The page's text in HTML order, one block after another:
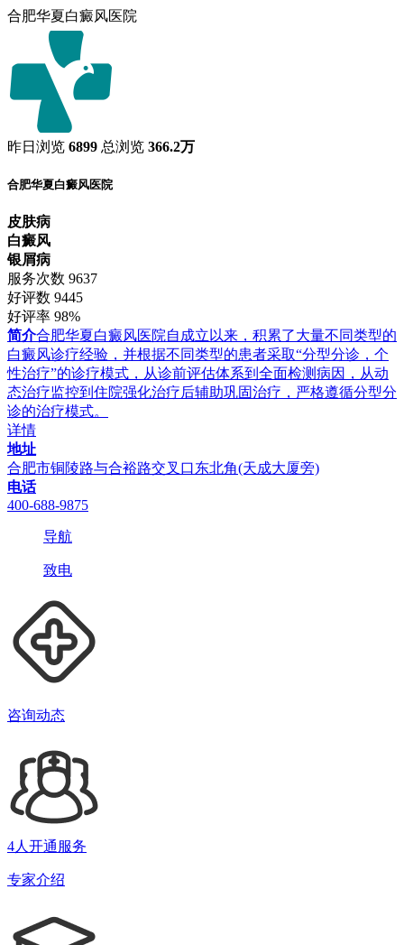
合肥华夏白癜风医院
昨日浏览 6899 总浏览 366.2万
合肥华夏白癜风医院
皮肤病
白癜风
银屑病
服务次数 9637
好评数 9445
好评率 98%
简介合肥华夏白癜风医院自成立以来，积累了大量不同类型的
白癜风诊疗经验，并根据不同类型的患者采取“分型分诊，个
性治疗”的诊疗模式，从诊前评估体系到全面检测病因，从动
态治疗监控到住院强化治疗后辅助巩固治疗，严格遵循分型分
诊的治疗模式。
详情
地址
合肥市铜陵路与合裕路交叉口东北角(天成大厦旁)
电话
400-688-9875
导航
致电
咨询动态
4人开通服务
专家介绍